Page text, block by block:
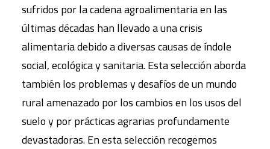
sufridos por la cadena agroalimentaria en las
últimas décadas han llevado a una crisis
alimentaria debido a diversas causas de índole
social, ecológica y sanitaria. Esta selección aborda
también los problemas y desafíos de un mundo
rural amenazado por los cambios en los usos del
suelo y por prácticas agrarias profundamente
devastadoras. En esta selección recogemos